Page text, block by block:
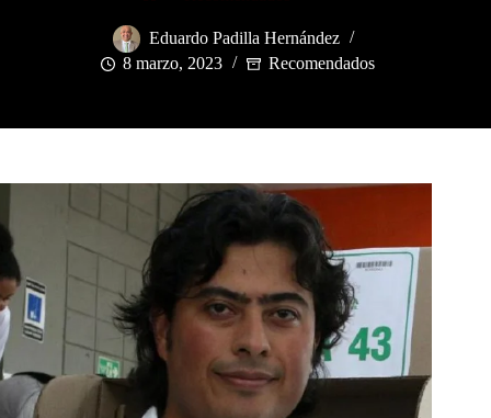
Eduardo Padilla Hernández
8 marzo, 2023
Recomendados